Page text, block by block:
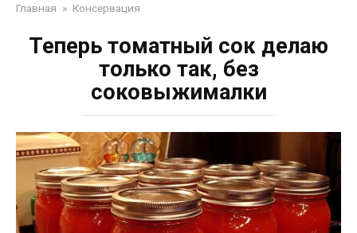
Главная » Консервация
Теперь томатный сок делаю
только так, без
соковыжималки